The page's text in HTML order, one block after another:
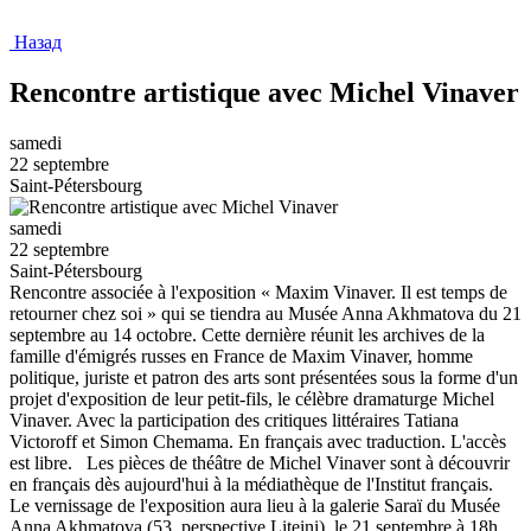
Назад
Rencontre artistique avec Michel Vinaver
samedi
22 septembre
Saint-Pétersbourg
samedi
22 septembre
Saint-Pétersbourg
Rencontre associée à l'exposition « Maxim Vinaver. Il est temps de
retourner chez soi » qui se tiendra au Musée Anna Akhmatova du 21
septembre au 14 octobre. Cette dernière réunit les archives de la
famille d'émigrés russes en France de Maxim Vinaver, homme
politique, juriste et patron des arts sont présentées sous la forme d'un
projet d'exposition de leur petit-fils, le célèbre dramaturge Michel
Vinaver. Avec la participation des critiques littéraires Tatiana
Victoroff et Simon Chemama. En français avec traduction. L'accès
est libre. Les pièces de théâtre de Michel Vinaver sont à découvrir
en français dès aujourd'hui à la médiathèque de l'Institut français.
Le vernissage de l'exposition aura lieu à la galerie Saraï du Musée
Anna Akhmatova (53, perspective Liteini), le 21 septembre à 18h.